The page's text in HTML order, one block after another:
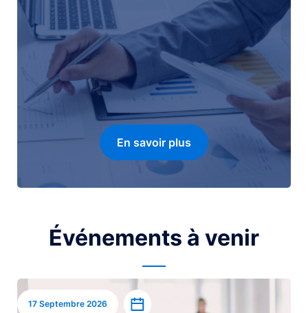
En savoir plus
Événements à venir
Image
17 Septembre 2026 Ajouter à l’agenda